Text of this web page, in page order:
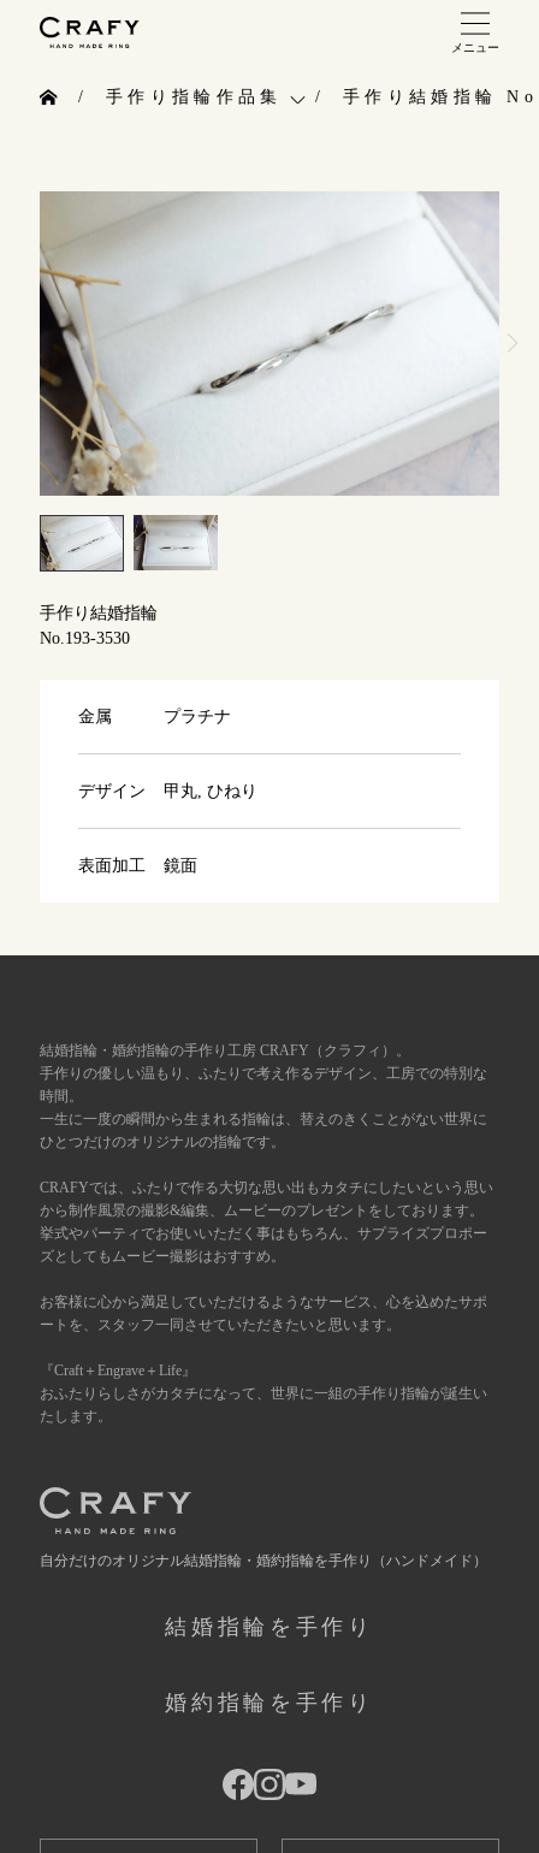
メニュー
オーダーメイド 結婚指輪・婚約指輪
指輪作品集
インタビュー
工房一覧
よくあるご質問
アフターケア・保証
ブログ
手作り指輪作品集
お客様インタビュー
指輪のハンドメイド・手作り
CRAFYについて
結婚指輪手作り工房のご案内
手作り結婚指輪
手作り結婚指輪
No.193-3530
金属 プラチナ
デザイン 甲丸, ひねり
表面加工 鏡面
結婚指輪・婚約指輪の手作り工房 CRAFY（クラフィ）。
手作りの優しい温もり、ふたりで考え作るデザイン、工房での特別な
時間。
一生に一度の瞬間から生まれる指輪は、替えのきくことがない世界に
ひとつだけのオリジナルの指輪です。
CRAFYでは、ふたりで作る大切な思い出もカタチにしたいという思い
から制作風景の撮影&編集、ムービーのプレゼントをしております。
挙式やパーティでお使いいただく事はもちろん、サプライズプロポー
ズとしてもムービー撮影はおすすめ。
お客様に心から満足していただけるようなサービス、心を込めたサポ
ートを、スタッフ一同させていただきたいと思います。
『Craft＋Engrave＋Life』
おふたりらしさがカタチになって、世界に一組の手作り指輪が誕生い
たします。
自分だけのオリジナル結婚指輪・婚約指輪を手作り （ハンドメイド）
結婚指輪を手作り
婚約指輪を手作り
10:00～18:00 /年中無休
目黒本店 来店ご予約
表参道店
吉祥寺店
川越店
軽井沢店
大阪本店 来店ご予約
京都店 来店ご予約
広島店 来店ご予約
オーダーメイド ご予約